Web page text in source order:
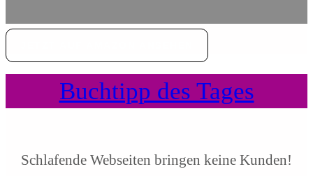
Buchtipp des Tages
Schlafende Webseiten bringen keine Kunden!